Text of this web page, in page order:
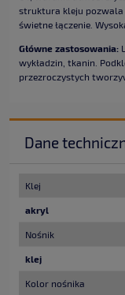
struktura kleju pozwala
świetne łączenie.
Główne zastosowania:
wykładzin, tkanin.
przezroczystych
Dane
Klej
akryl
Nośnik
klej
Kolor nośnika